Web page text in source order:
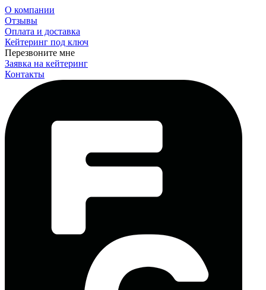
О компании
Отзывы
Оплата и доставка
Кейтеринг под ключ
Перезвоните мне
Заявка на кейтеринг
Контакты